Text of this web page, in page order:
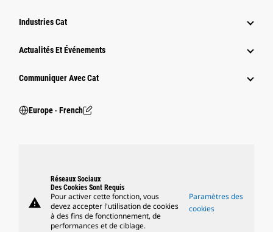
Industries Cat
Actualités Et Événements
Communiquer Avec Cat
Europe ‧ French
warning
Réseaux Sociaux
Des Cookies Sont Requis
Pour activer cette fonction, vous
devez accepter l'utilisation de cookies
à des fins de fonctionnement, de
performances et de ciblage.
Paramètres des
cookies